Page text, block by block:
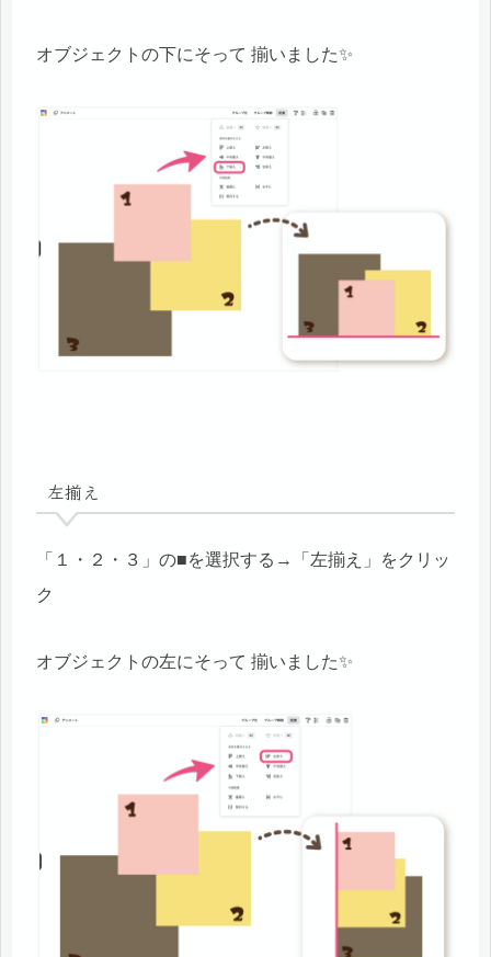
オブジェクトの下にそって 揃いました✨
左揃え
「１・２・３」の■を選択する→「左揃え」をクリッ
ク
オブジェクトの左にそって 揃いました✨